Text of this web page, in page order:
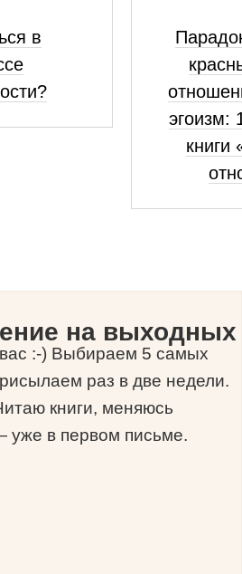
в
эгоизм:
книги
на выходных
:-) Выбираем 5 самых
раз в две недели.
книги, меняюсь
уже в первом письме.